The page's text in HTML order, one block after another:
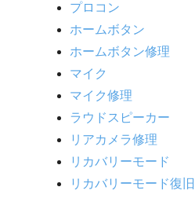
プロコン
ホームボタン
ホームボタン修理
マイク
マイク修理
ラウドスピーカー
リアカメラ修理
リカバリーモード
リカバリーモード復旧